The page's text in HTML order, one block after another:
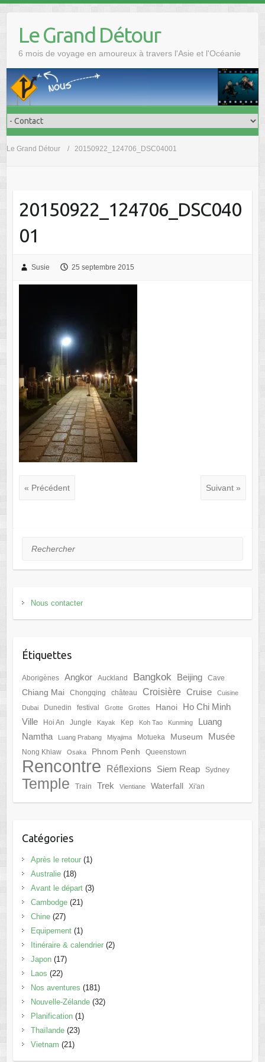
Le Grand Détour
6 mois de voyage en amoureux à travers l'Asie et l'Océanie
Le Grand Détour 20150922_124706_DSC04001
20150922_124706_DSC040
01
Susie 25 septembre 2015
« Précédent Suivant »
Rechercher
Nous contacter
Étiquettes
Aborigènes Angkor Auckland Bangkok Beijing Cave
Chiang Mai Chongqing château Croisière Cruise Cuisine
Dubai Dunedin festival Grotte Grottes Hanoi
Ho Chi Minh
Ville
Hoi An Jungle Kayak Kep Koh Tao Kunming
Luang
Namtha
Luang Prabang Miyajima Motueka Museum Musée
Nong Khiaw Osaka Phnom Penh Queenstown
Rencontre Réflexions Siem Reap Sydney
Temple Train Trek Vientiane Waterfall Xi'an
Catégories
Après le retour(1)
Australie(18)
Avant le départ(3)
Cambodge(21)
Chine(27)
Equipement(1)
Itinéraire & calendrier(2)
Japon(17)
Laos (22)
Nos aventures (181)
Nouvelle-Zélande(32)
Planification(1)
Thaïlande(23)
Vietnam (21)